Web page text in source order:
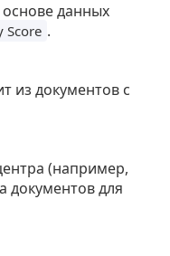
данных
Score .
из документов с
(например,
документов для